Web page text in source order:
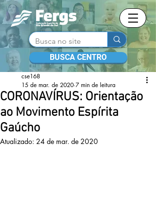
BUSCA CENTRO
CORONAVÍRUS: Orientação
ao Movimento Espírita
Gaúcho
cse168
15 de mar. de 2020 7 min de leitura
Atualizado: 24 de mar. de 2020